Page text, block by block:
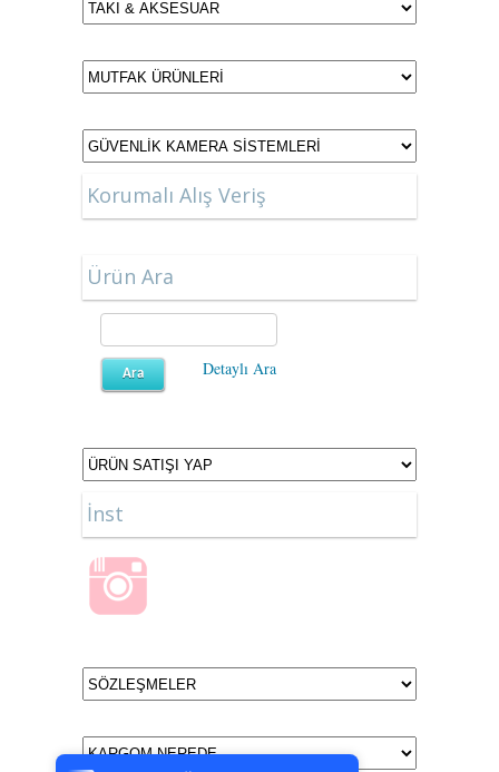
7/24 Canlı Destek
Korumalı Alış Veriş
Ürün Ara
Detaylı Ara
İnst